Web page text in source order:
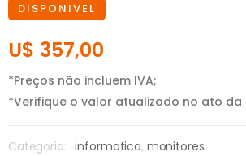
DISPONIVEL
U$ 357,00
*Preços não incluem IVA;
*Verifique o valor atualizado no ato da
Categoria: informatica, monitores